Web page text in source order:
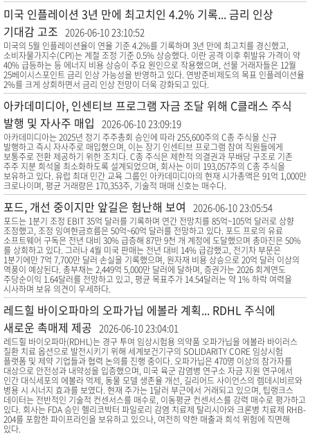
미국 인플레이션 3년 만에 최고치인 4.2% 기록... 금리 인상
기대감 고조 2026-06-10 23:10:52
미국의 5월 인플레이션율이 연율 기준 4.2%를 기록하며 3년 만에 최고치를 경신했고,
소비자물가지수(CPI)는 계절 조정 기준 0.5% 상승했다. 이란 공격 이후 휘발유 가격이 약
40% 급등하는 등 에너지 비용 상승이 주요 원인으로 작용했으며, 선물 거래자들은 12월
25베이시스포인트 금리 인상 가능성을 반영하고 있다. 연방준비제도의 목표 인플레이션율
2%를 크게 상회하면서 금리 인상 전망이 더욱 강화되고 있다.
아카데미디아, 인센티브 프로그램 자금 조달 위해 C클래스 주식
발행 및 자사주 매입
2026-06-10 23:09:19
아카데미디아는 2025년 정기 주주총회 승인에 따라 255,600주의 C종 주식을 신규
발행하고 즉시 자사주로 매입했으며, 이는 장기 인센티브 프로그램 참여 직원들에게
보통주로 전환 제공하기 위한 조치다. C종 주식은 제한적 의결권과 무배당 구조로 기존
주주 지분 희석을 최소화하도록 설계되었으며, 회사는 이미 193,057주의 C종 주식을
보유하고 있다. 유럽 최대 민간 교육 그룹인 아카데미디아의 현재 시가총액은 91억 1,000만
크로나이며, 평균 거래량은 170,353주, 기술적 매매 신호는 매수다.
포드, 개선 중이지만 앞길은 험난해 보여 2026-06-10 23:05:54
포드는 1분기 조정 EBIT 35억 달러를 기록하며 연간 전망치를 85억~105억 달러로 상향
조정했고, 조정 잉여현금흐름은 50억~60억 달러를 전망하고 있다. 포드 프로의 유료
소프트웨어 구독은 전년 대비 30% 급증해 87만 9천 개 계정에 도달했으며 총마진은 50%
를 상회하고 있다. 그러나 4월 미국 판매는 전년 대비 14% 급감했고, 전기차 부문은
1분기에만 7억 7,700만 달러 손실을 기록했으며, 원자재 비용 상승으로 20억 달러 이상의
역풍이 예상된다. 총부채는 2,449억 5,000만 달러에 달하며, 증권가는 2026 회계연도
주당순이익 1.64달러를 전망하고 있고, 평균 목표주가 14.54달러는 약 1% 하락 여력을
시사하며 보유 의견이 우세하다.
레드힐 바이오파마의 오파가닙 에볼라 계획... RDHL 주식에
새로운 촉매제 제공 2026-06-10 23:04:01
레드힐 바이오파마(RDHL)는 경구 투여 임상시험용 의약품 오파가닙을 에볼라 바이러스
질환 치료 옵션으로 발전시키기 위해 세계보건기구의 SOLIDARITY CORE 임상시험
플랫폼 및 제약 기업들과 협력 논의를 진행 중이다. 오파가닙은 470명 이상의 참가자를
대상으로 안전성과 내약성을 입증했으며, 미국 육군 감염병 연구소 자금 지원 연구에서
인간 대식세포의 에볼라 억제, 동물 모델 생존율 개선, 길리어드 사이언스의 렘데시비르와
병용 시 시너지 효과를 보였다. 현재 주가는 1달러 부근에서 거래되고 있으며, 팁랭크스
데이터는 전반적인 기술적 컨센서스를 매수로, 이동평균 컨센서스를 강력 매수로 평가하고
있다. 회사는 FDA 승인 헬리코박터 파일로리 감염 치료제 탈리시아와 크론병 치료제 RHB-
204를 포함한 파이프라인을 보유하고 있으나, 여전히 약한 매출과 희석 위험에 직면해
있다.